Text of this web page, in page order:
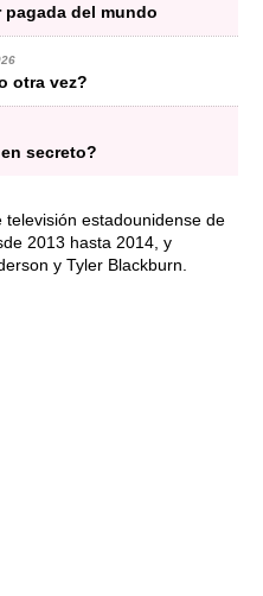
del mundo
otra vez?
secreto?
estadounidense de
2013 hasta 2014, y
y Tyler Blackburn.